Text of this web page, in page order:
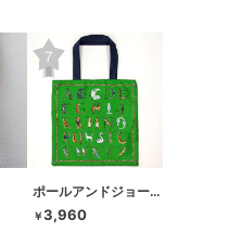
ポールアンドジョーアクセソワ
￥3,960